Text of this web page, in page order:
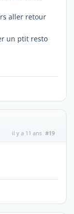
aller retour
un ptit resto
il y a 11 ans #19